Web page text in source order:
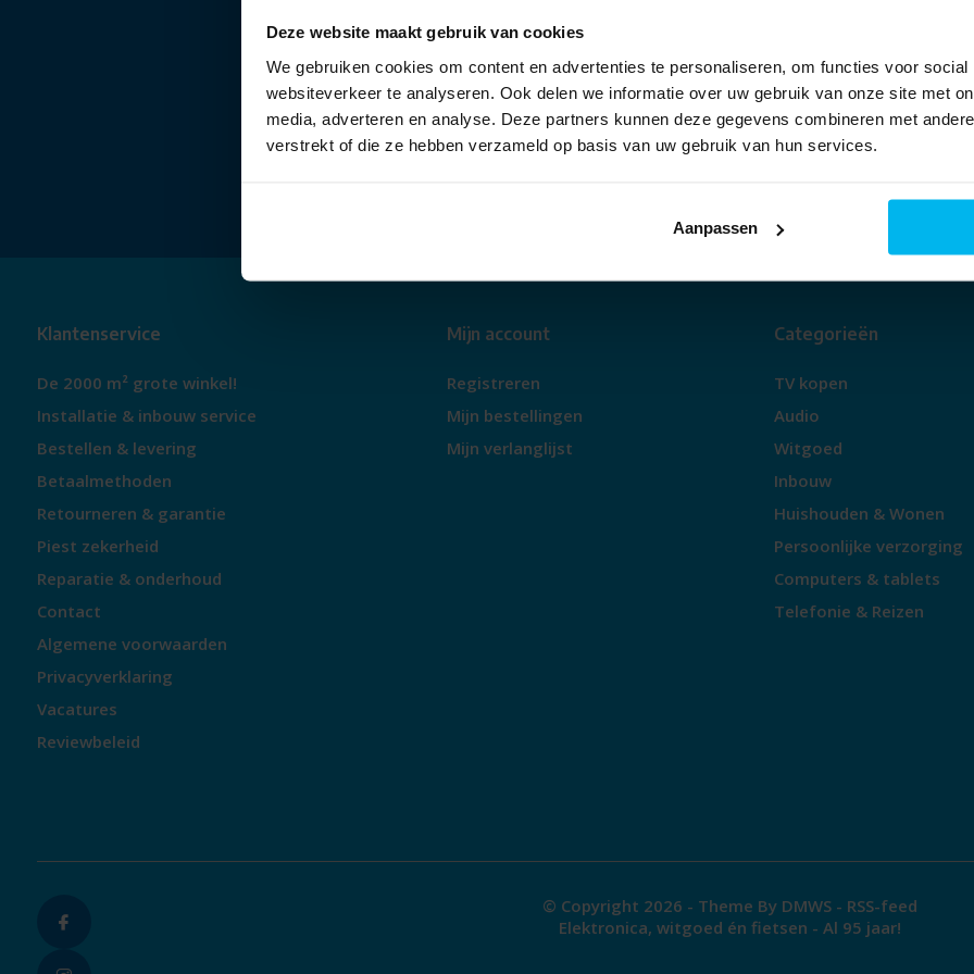
Deze website maakt gebruik van cookies
We gebruiken cookies om content en advertenties te personaliseren, om functies voor
websiteverkeer te analyseren. Ook delen we informatie over uw gebruik van onze site met
media, adverteren en analyse. Deze partners kunnen deze gegevens combineren met
verstrekt of die ze hebben verzameld op basis van uw gebruik van hun services.
Aanpassen
Mail:info@piest.nl
WhatsApp: 06 - 48956035
Heeft u een vraag? Bel, mail of app
ons
Klantenservice
De 2000 m² grote winkel!
Installatie & inbouw service
Bestellen & levering
Betaalmethoden
Retourneren & garantie
Piest zekerheid
Reparatie & onderhoud
Contact
Algemene voorwaarden
Privacyverklaring
Vacatures
Reviewbeleid
Mijn account
Registreren
Mijn bestellingen
Mijn verlanglijst
Categorieën
TV kopen
Audio
Witgoed
Inbouw
Huishouden & Wonen
Persoonlijke verzorging
Computers & tablets
Telefonie & Reizen
© Copyright 2026 - Theme By DMWS - RSS-feed
Elektronica, witgoed én fietsen - Al 95 jaar!